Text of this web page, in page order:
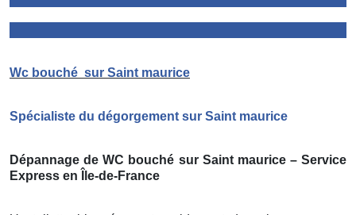
Wc bouché sur Saint maurice
Spécialiste du dégorgement sur Saint maurice
Dépannage de WC bouché sur Saint maurice – Service
Express en Île-de-France